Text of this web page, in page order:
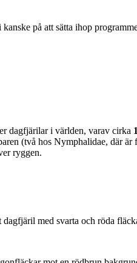
på att sätta ihop
dagfjärilar i världen, varav cirka
(två hos Nymphalidae, där
ryggen.
med svarta och röda